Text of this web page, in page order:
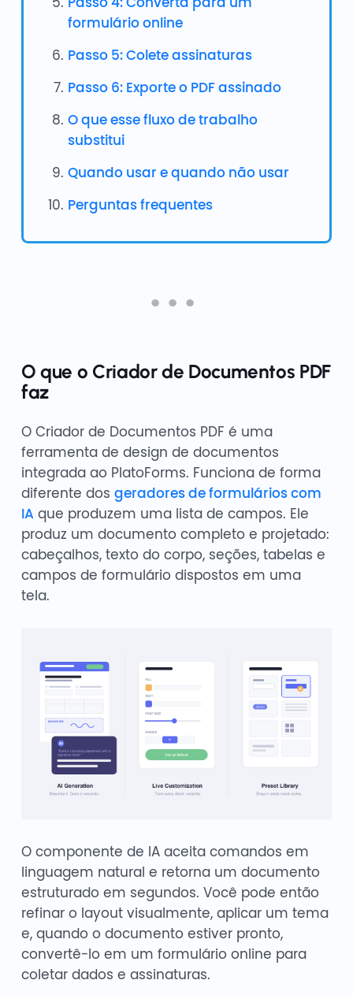
formulário online
Passo 5: Colete assinaturas
Passo 6: Exporte o PDF assinado
O que esse fluxo de trabalho
substitui
Quando usar e quando não usar
Perguntas frequentes
O que o Criador de Documentos PDF
faz
O Criador de Documentos PDF é uma
ferramenta de design de documentos
integrada ao PlatoForms. Funciona de forma
diferente dos geradores de formulários com
IAque produzem uma lista de campos. Ele
produz um documento completo e projetado:
cabeçalhos, texto do corpo, seções, tabelas e
campos de formulário dispostos em uma
tela.
O componente de IA aceita comandos em
linguagem natural e retorna um documento
estruturado em segundos. Você pode então
refinar o layout visualmente, aplicar um tema
e, quando o documento estiver pronto,
convertê-lo em um formulário online para
coletar dados e assinaturas.